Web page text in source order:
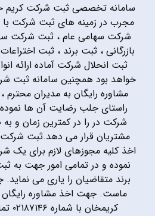
سامانه تخصصی ثبت شرکت کریم
مجرب در زمینه های ثبت شرکت
شرکت سهامی عام ، ثبت شرکت
بازرگانی ، ثبت برند ، ثبت
ثبت انحلال شرکت آماده ارائه
خواهد بود همچنین سامانه ثبت
مشاوره رایگان به مدیران
راستای جلب رضایت آن ها
شرکت در را در کمترین زمان و به
مشتریان قرار می دهد.ثبت
اخذ کلیه مجوزهای لازم برای یک
نموده و در تمامی امور جهت به
برند متقاضیان را یاری می
ماست. جهت اخذ مشاوره
کریمخان با شماره ۰۲۱۸۷۱۴۶ تماس حاصل فرمایید.